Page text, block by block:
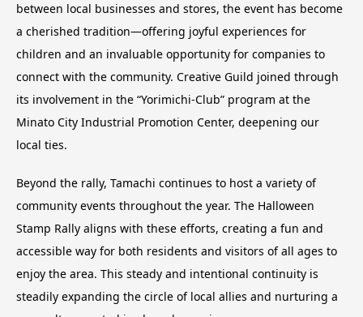
between local businesses and stores, the event has become
a cherished tradition—offering joyful experiences for
children and an invaluable opportunity for companies to
connect with the community. Creative Guild joined through
its involvement in the “Yorimichi-Club” program at the
Minato City Industrial Promotion Center, deepening our
local ties.
Beyond the rally, Tamachi continues to host a variety of
community events throughout the year. The Halloween
Stamp Rally aligns with these efforts, creating a fun and
accessible way for both residents and visitors of all ages to
enjoy the area. This steady and intentional continuity is
steadily expanding the circle of local allies and nurturing a